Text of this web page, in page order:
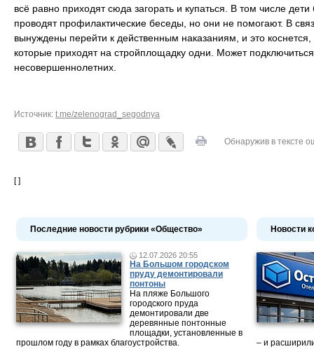
всё равно приходят сюда загорать и купаться. В том числе
проводят профилактические беседы, но они не помогают. В
вынуждены перейти к действенным наказаниям, и это
которые приходят на стройплощадку одни. Может
несовершеннолетних.
Источник: t.me/zelenograd_segodnya
Обнаружив в тексте
[ ]
Последние новости рубрики «Общество»
12.07.2026 20:55
На Большом городском
пруду демонтировали
понтоны
На пляже Большого
городского пруда
демонтировали две
деревянные понтонные
площадки, установленные в
прошлом году в рамках благоустройства.
Новости
– и